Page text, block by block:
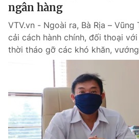
ngân hàng
VTV.vn - Ngoài ra, Bà Rịa –
cải cách hành chính, đối thoại
thời tháo gỡ các khó khăn,